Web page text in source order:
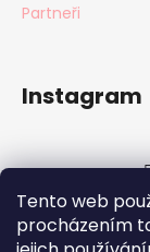
Tento web
procházením
Partneři
Instagram
Facebook